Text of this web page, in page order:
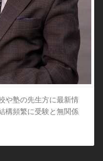
や塾の先生方に最新情
構頻繁に受験と無関係